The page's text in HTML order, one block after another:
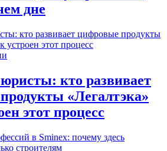
дне
кто развивает
«Легалтэка»
этот процесс